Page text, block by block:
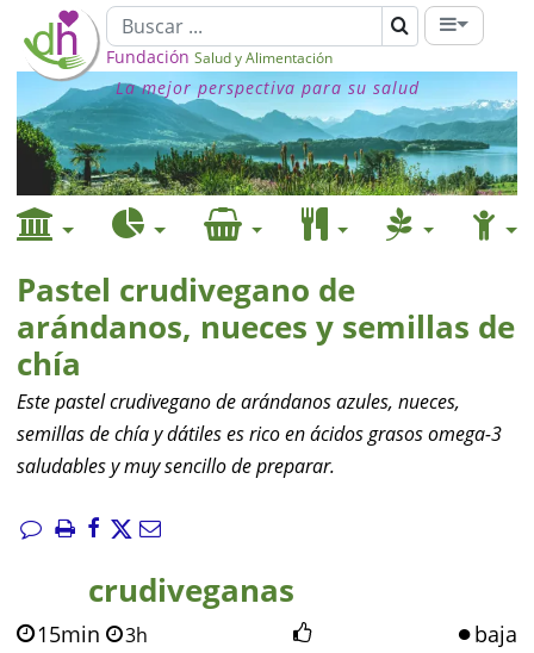
Fundación Salud y Alimentación
La mejor perspectiva para su salud
Pastel crudivegano de
arándanos, nueces y semillas de
chía
Este pastel crudivegano de arándanos azules, nueces,
semillas de chía y dátiles es rico en ácidos grasos omega-3
saludables y muy sencillo de preparar.
crudiveganas
15min 3h baja